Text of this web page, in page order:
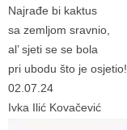
Najrađe bi kaktus
sa zemljom sravnio,
al’ sjeti se se bola
pri ubodu što je osjetio!
02.07.24
Ivka Ilić Kovačević